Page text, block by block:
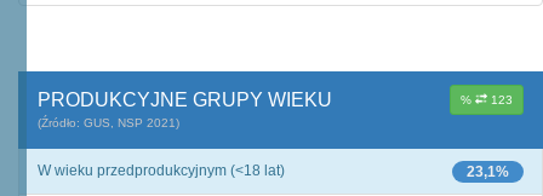
% 123
PRODUKCYJNE GRUPY WIEKU
(Źródło: GUS, NSP 2021)
23,1%
W wieku przedprodukcyjnym (<18 lat)